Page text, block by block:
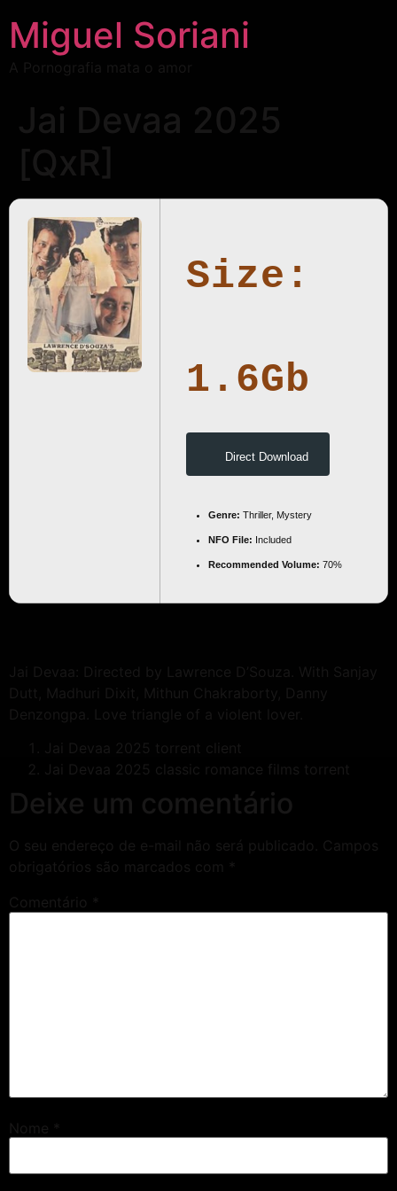
Miguel Soriani
A Pornografia mata o amor
Jai Devaa 2025
[QxR]
Size:
1.6Gb
Direct Download
Genre: Thriller, Mystery
NFO File: Included
Recommended Volume: 70%
Jai Devaa: Directed by Lawrence D’Souza. With Sanjay
Dutt, Madhuri Dixit, Mithun Chakraborty, Danny
Denzongpa. Love triangle of a violent lover.
Jai Devaa 2025 torrent client
Jai Devaa 2025 classic romance films torrent
Deixe um comentário
O seu endereço de e-mail não será publicado.
Campos
obrigatórios são marcados com
Comentário
Nome